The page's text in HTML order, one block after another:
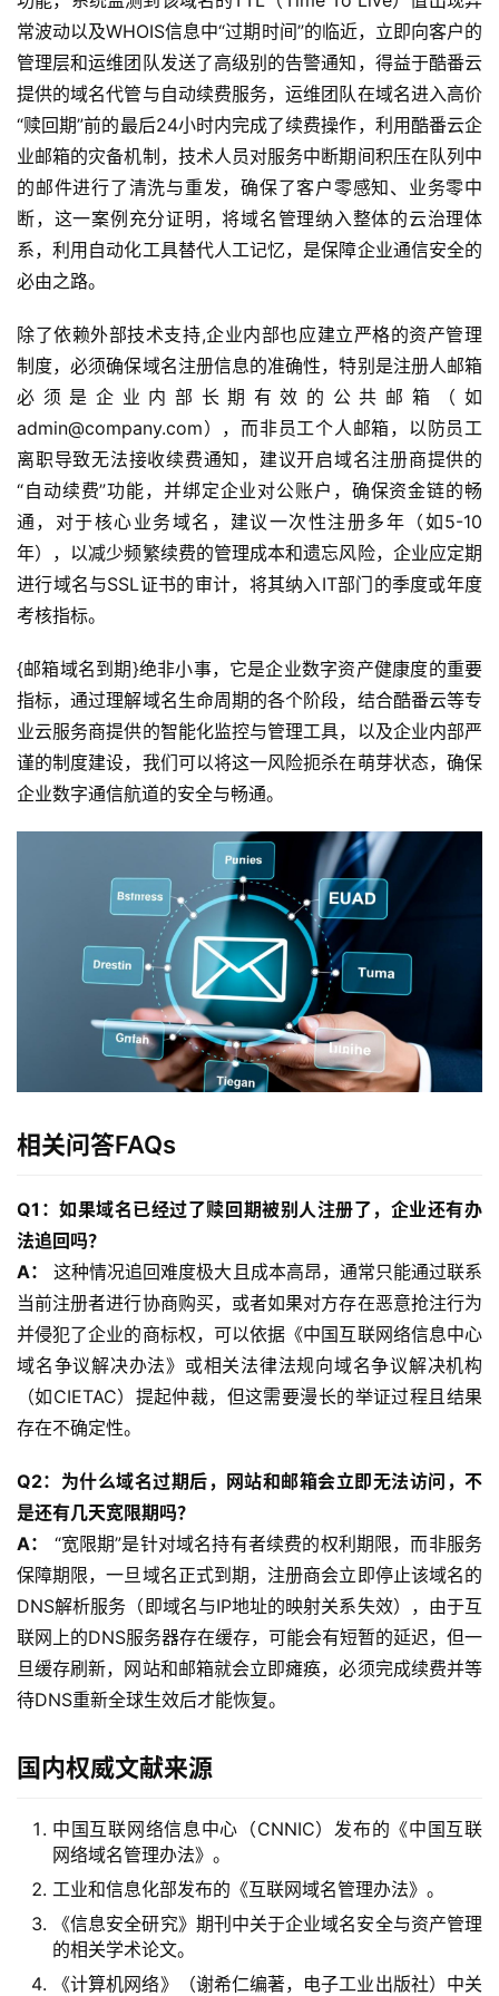
首
页
产
品
与
服
务
互
联
网
+
动
态
关
于
我
们
常波动以及WHOIS信息中“过期时间”的临近，立即向客户的
管理层和运维团队发送了高级别的告警通知，得益于酷番云
提供的域名代管与自动续费服务，运维团队在域名进入高价
“赎回期”前的最后24小时内完成了续费操作，利用酷番云企
业邮箱的灾备机制，技术人员对服务中断期间积压在队列中
的邮件进行了清洗与重发，确保了客户零感知、业务零中
断，这一案例充分证明，将域名管理纳入整体的云治理体
系，利用自动化工具替代人工记忆，是保障企业通信安全的
必由之路。
除了依赖外部技术支持,企业内部也应建立严格的资产管理
制度，必须确保域名注册信息的准确性，特别是注册人邮箱
必须是企业内部长期有效的公共邮箱（如
admin@company.com），而非员工个人邮箱，以防员工
离职导致无法接收续费通知，建议开启域名注册商提供的
“自动续费”功能，并绑定企业对公账户，确保资金链的畅
通，对于核心业务域名，建议一次性注册多年（如5-10
年），以减少频繁续费的管理成本和遗忘风险，企业应定期
进行域名与SSL证书的审计，将其纳入IT部门的季度或年度
考核指标。
{邮箱域名到期}绝非小事，它是企业数字资产健康度的重要
指标，通过理解域名生命周期的各个阶段，结合酷番云等专
业云服务商提供的智能化监控与管理工具，以及企业内部严
谨的制度建设，我们可以将这一风险扼杀在萌芽状态，确保
企业数字通信航道的安全与畅通。
相关问答FAQs
Q1：如果域名已经过了赎回期被别人注册了，企业还有办
法追回吗？
A：
这种情况追回难度极大且成本高昂，通常只能通过联系
当前注册者进行协商购买，或者如果对方存在恶意抢注行为
并侵犯了企业的商标权，可以依据《中国互联网络信息中心
域名争议解决办法》或相关法律法规向域名争议解决机构
（如CIETAC）提起仲裁，但这需要漫长的举证过程且结果
存在不确定性。
Q2：为什么域名过期后，网站和邮箱会立即无法访问，不
是还有几天宽限期吗？
A：
“宽限期”是针对域名持有者续费的权利期限，而非服务
保障期限，一旦域名正式到期，注册商会立即停止该域名的
DNS解析服务（即域名与IP地址的映射关系失效），由于互
联网上的DNS服务器存在缓存，可能会有短暂的延迟，但一
旦缓存刷新，网站和邮箱就会立即瘫痪，必须完成续费并等
待DNS重新全球生效后才能恢复。
国内权威文献来源
中国互联网络信息中心（CNNIC）发布的《中国互联
网络域名管理办法》。
工业和信息化部发布的《互联网域名管理办法》。
《信息安全研究》期刊中关于企业域名安全与资产管理
的相关学术论文。
《计算机网络》（谢希仁编著，电子工业出版社）中关